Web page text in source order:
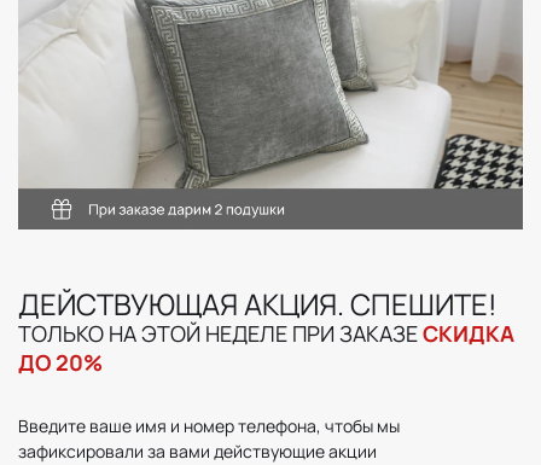
ДЕЙСТВУЮЩАЯ АКЦИЯ. СПЕШИТЕ!
ТОЛЬКО НА ЭТОЙ НЕДЕЛЕ ПРИ ЗАКАЗЕСКИДКА
ДО 20%
Введите ваше имя и номер телефона, чтобы мы
зафиксировали за вами действующие акции